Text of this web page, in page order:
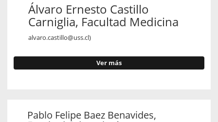
Álvaro Ernesto Castillo
Carniglia, Facultad Medicina
alvaro.castillo@uss.cl)
Ver más
Pablo Felipe Baez Benavides,